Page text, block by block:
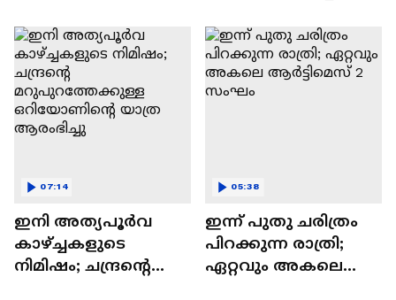
WhatsApp | Tech Talk
Tech Talk
ഇനി അത്യപൂര്‍വ
കാഴ്ച്ചകളുടെ
നിമിഷം; ചന്ദ്രന്റെ
07:14
ഇന്ന് പുതു ചരിത്രം
പിറക്കുന്ന രാത്രി;
ഏറ്റവും അകലെ
05:38